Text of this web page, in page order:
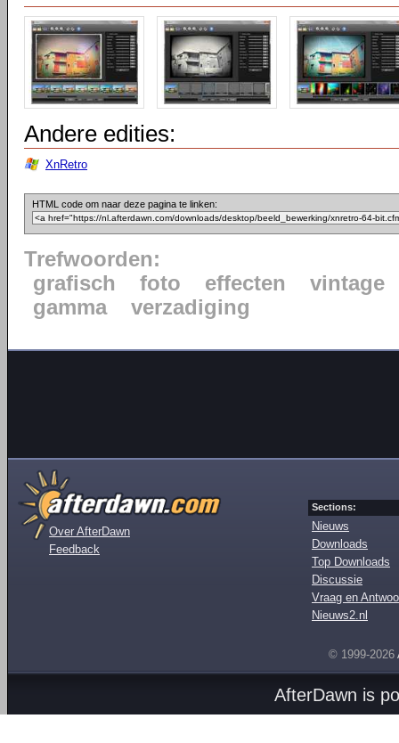
Andere edities:
XnRetro
HTML code om naar deze pagina te linken:
Trefwoorden:
grafisch
foto effecten
vintage
gamma
verzadiging
Over AfterDawn
Feedback
Sections:
Nieuws
Downloads
Top Downloads
Discussie
Vraag en
Nieuws2.nl
© 1999-2026
AfterDawn is